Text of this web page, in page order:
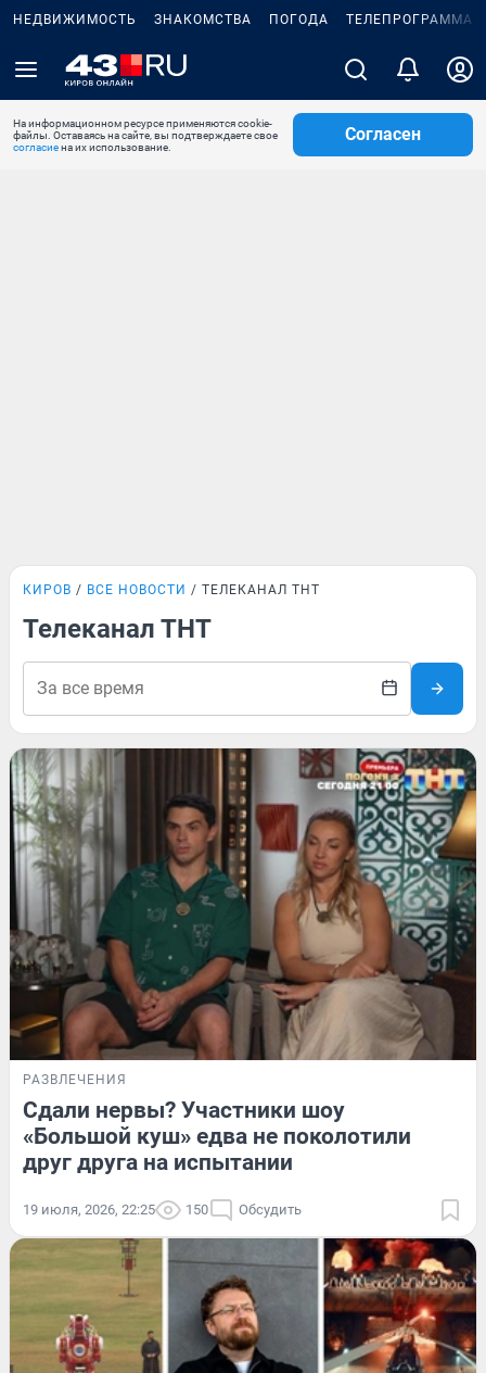
НЕДВИЖИМОСТЬ ЗНАКОМСТВА ПОГОДА ТЕЛЕПРОГРАММА
На информационном ресурсе применяются cookie-
файлы. Оставаясь на сайте, вы подтверждаете свое
согласиена их использование.
Согласен
КИРОВ ВСЕ НОВОСТИ ТЕЛЕКАНАЛ ТНТ
Телеканал ТНТ
РАЗВЛЕЧЕНИЯ
Сдали нервы? Участники шоу
«Большой куш» едва не поколотили
друг друга на испытании
19 июля, 2026, 22:25 150 Обсудить